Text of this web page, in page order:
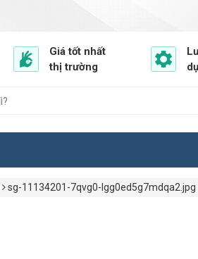
Giá tốt nhất
thị trường
sg-11134201-7qvg0-lgg0ed5g7mdqa2.jpg